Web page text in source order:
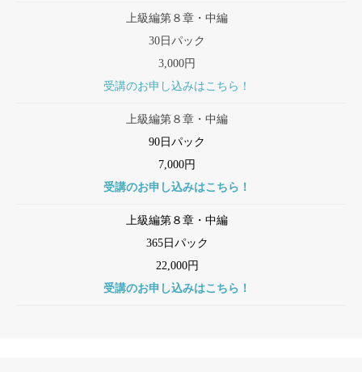
上級編第８章・中編
30日パック
3,000円
受講のお申し込みはこちら！
上級編第８章・中編
90日パック
7,000円
受講のお申し込みはこちら！
上級編第８章・中編
365日パック
22,000円
受講のお申し込みはこちら！